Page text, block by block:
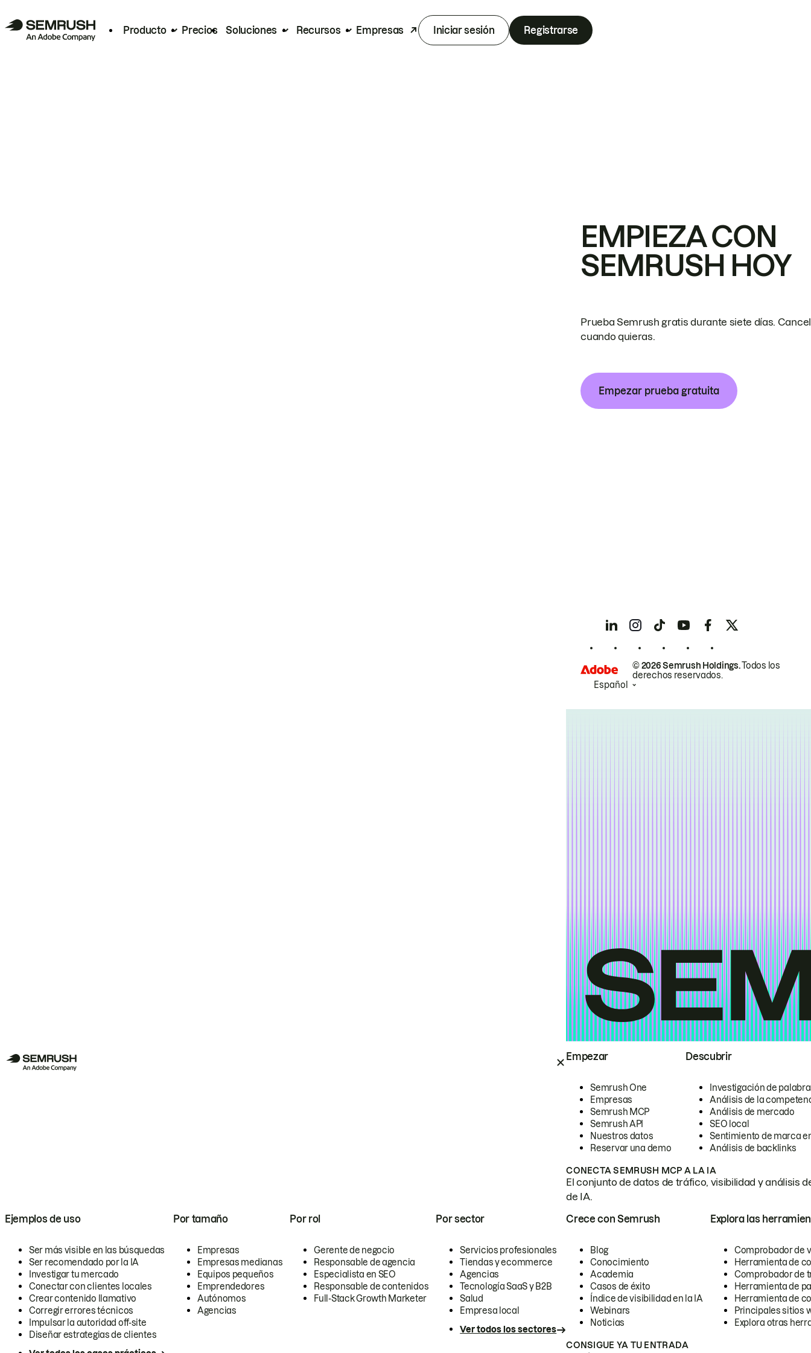
Producto Precios Soluciones Recursos Empresas Iniciar sesión Registrarse
Empezar
Semrush One
Empresas
Semrush MCP
Semrush API
Nuestros datos
Reservar una demo
Descubrir
Investigación de
Análisis de la
Análisis de mercado
SEO local
Sentimiento de marca
Análisis de backlinks
CONECTA SEMRUSH MCP A LA IA
El conjunto de datos de tráfico, visibilidad y análisis
de IA.
Ejemplos de uso
Ser más visible en las búsquedas
Ser recomendado por la IA
Investigar tu mercado
Conectar con clientes locales
Crear contenido llamativo
Corregir errores técnicos
Impulsar la autoridad off-site
Diseñar estrategias de clientes
Por tamaño
Empresas
Empresas medianas
Equipos pequeños
Emprendedores
Autónomos
Agencias
Por rol
Gerente de negocio
Responsable de agencia
Especialista en SEO
Responsable de contenidos
Full-Stack Growth Marketer
Por sector
Servicios profesionales
Tiendas y ecommerce
Agencias
Tecnología SaaS y B2B
Salud
Empresa local
Ver todos los sectores
Crece con Semrush
Blog
Conocimiento
Academia
Casos de éxito
Índice de visibilidad en la IA
Webinars
Noticias
Explora las
Comprobador de
Herramienta de
Comprobador de
Herramienta de
Herramienta de
Principales sitios
Explora otras
CONSIGUE YA TU ENTRADA
EMPIEZA CON
SEMRUSH HOY
Prueba Semrush gratis durante siete días.
cuando quieras.
Empezar prueba gratuita
© 2026 Semrush Holdings.Todos los
derechos reservados.
Español